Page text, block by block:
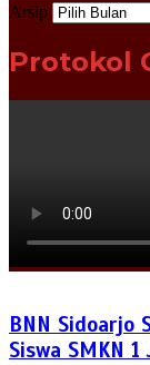
Arsip
Protokol
BNN Sidoarjo
Siswa SMKN 1